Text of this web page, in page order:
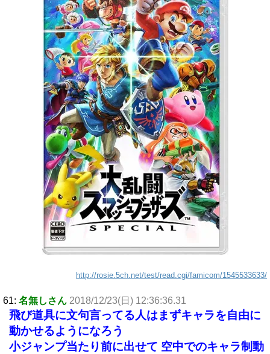
http://rosie.5ch.net/test/read.cgi/famicom/1545533633/
61: 名無しさん 2018/12/23(日) 12:36:36.31
飛び道具に文句言ってる人はまずキャラを自由に
動かせるようになろう
小ジャンプ当たり前に出せて 空中でのキャラ制動